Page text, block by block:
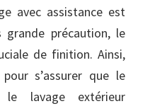
avec assistance est
grande précaution, le
de finition. Ainsi,
s’assurer que le
lavage extérieur